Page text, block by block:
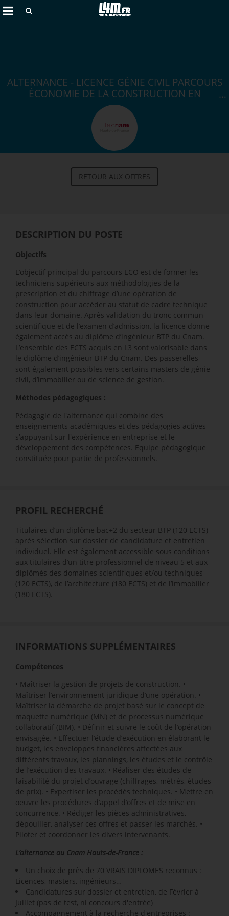
Annuler
RETOUR AUX OFFRES
ALTERNANCE - LICENCE GÉNIE CIVIL PARCOURS
ÉCONOMIE DE LA CONSTRUCTION EN
ALTERNANCE H/F
DESCRIPTION DU POSTE
Objectifs
L’objectif principal du parcours ECO est de former les
techniciens supérieurs aux méthodologies de la
prescription et du chiffrage d’une opération de
construction pour accéder au statut de cadre technique
dans leur domaine. Après validation du tronc commun
scientifique et de l’examen d’admission, la licence donne
également accès au diplôme d’ingénieur BTP du Cnam.
L’ensemble des ECTS acquis en L3 sont valorisable dans
le diplôme d’ingénieur BTP du Cnam. Des passerelles
sont également possibles vers certains masters de génie
civil, d’immobilier ou de science de gestion.
Méthodes pédagogiques :
Pédagogie de l'alternance qui combine des
enseignements académiques et des pédagogies actives
s’appuyant sur l'expérience en entreprise et le
développement des compétences. Equipe pédagogique
constituée pour partie de professionnels.
PROFIL RECHERCHÉ
Titulaires d’un diplôme bac+2 du secteur BTP (120 ECTS)
après sélection sur dossier de candidature et entretien
individuel. Elle est également accessible sous conditions
aux titulaires d’un titre professionnel de niveau 5 et aux
diplômés des domaines scientifiques et/ou techniques
(120 ECTS), de l’architecture (180 ECTS) et de l’immobilier
(180 ECTS).
INFORMATIONS SUPPLÉMENTAIRES
Compétences
• Maîtriser la gestion de projets de construction. •
Maîtriser l’environnement juridique d’une opération. •
Maîtriser la démarche de projet basé sur le concept de
maquette numérique (MN) et de processus numérique
collaboratif (BIM). • Définir et suivre le coût de l’opération
envisagée. • Effectuer l’étude d’exécution en élaborant le
budget, les enveloppes financières affectées aux
différents travaux, les plannings, les études et le contrôle
de l’exécution des travaux. • Réaliser des études de
faisabilité du projet d’ouvrage (chiffrages, métrés, études
de prix). • Expertiser les procédés techniques. • Mettre en
oeuvre les procédures d’appel d’offres et de mise en
concurrence. • Rédiger les pièces administratives,
dépouiller, analyser ces offres et passer les marchés. •
Piloter et coordonner les divers intervenants.
L’alternance au Cnam Hauts-de-France :
Un choix de près de 70 VRAIS DIPLOMES reconnus :
Licences, masters, ingénieurs…
Candidatures sur dossier et entretien, de Février à
Juillet (pas de test, ni concours d'entrée)
Accompagnement à la recherche d'entreprises :